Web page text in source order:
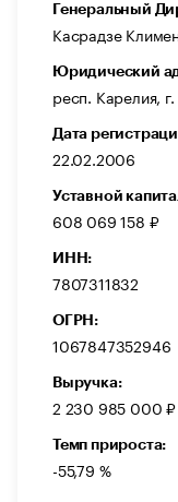
Генеральный
Касрадзе
Юридический
респ. Карелия,
Дата
22.02.2006
Уставной
608 069 158 ₽
ИНН:
7807311832
ОГРН:
1067847352946
Выручка:
2 230 985 000 ₽
Темп прироста:
-55,79 %